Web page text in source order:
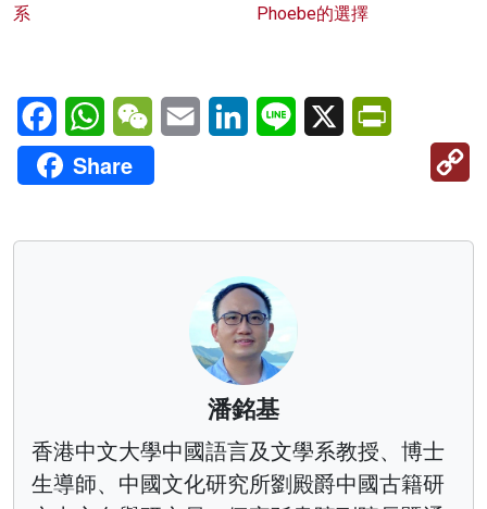
系
Phoebe的選擇
FacebookWhatsAppWeChatEmail LinkedInLine X
Share
潘銘基
香港中文大學中國語言及文學系教授、博士
生導師、中國文化研究所劉殿爵中國古籍研